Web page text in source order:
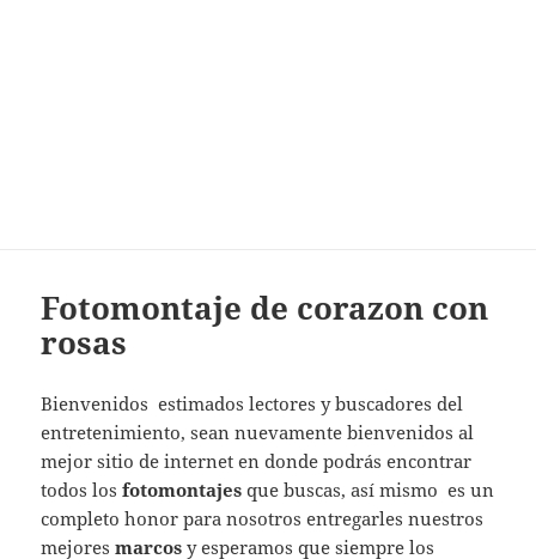
Fotomontaje de corazon con
rosas
Bienvenidos estimados lectores y buscadores del
entretenimiento, sean nuevamente bienvenidos al
mejor sitio de internet en donde podrás encontrar
todos losfotomontajes que buscas, así mismo es un
completo honor para nosotros entregarles nuestros
mejoresmarcos y esperamos que siempre los